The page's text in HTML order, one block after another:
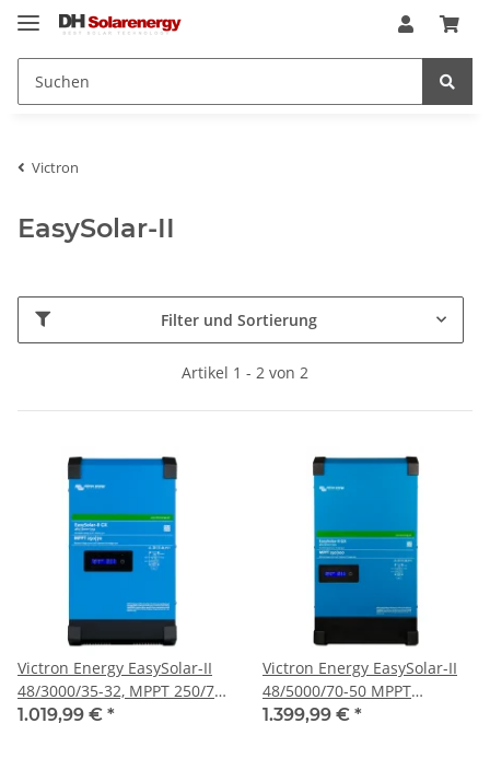
Victron
EasySolar-II
Filter und Sortierung
Artikel 1 - 2 von 2
Victron Energy EasySolar-II
48/3000/35-32, MPPT 250/70
All-In-One Komplett Gerät
1.019,99 € *
Victron Energy EasySolar-II
48/5000/70-50 MPPT
250/100 GX All-In-One
1.399,99 € *